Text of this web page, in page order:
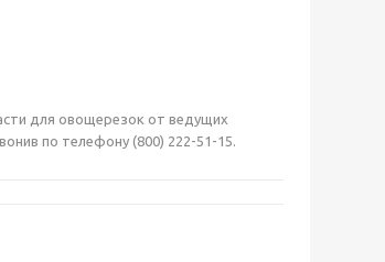
для овощерезок от ведущих
по телефону (800) 222-51-15.